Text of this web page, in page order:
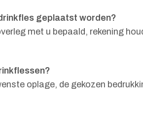
geplaatst worden?
met u bepaald, rekening
oplage, de gekozen